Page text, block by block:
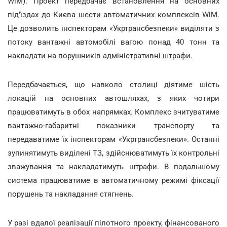
під'їздах до Києва шести автоматичних комплексів WiM.
Це дозволить інспекторам «Укртрансбезпеки» виділяти з
потоку вантажні автомобілі вагою понад 40 тонн та
накладати на порушників адміністративні штрафи.
Передбачається, що навколо столиці діятиме шість
локацій на основних автошляхах, з яких чотири
працюватимуть в обох напрямках. Комплекс зчитуватиме
вантажно-габаритні показники транспорту та
передаватиме їх інспекторам «Укртрансбезпеки». Останні
зупинятимуть виділені ТЗ, здійснюватимуть їх контрольні
зважування та накладатимуть штрафи. В подальшому
система працюватиме в автоматичному режимі фіксації
порушень та накладання стягнень.
У разі вдалої реалізації пілотного проекту, фінансованого